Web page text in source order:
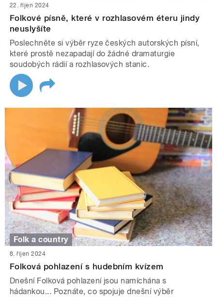
22. říjen 2024
Folkové písně, které v rozhlasovém éteru jindy
neuslyšíte
Poslechněte si výběr ryze českých autorských písní,
které prostě nezapadají do žádné dramaturgie
soudobých rádií a rozhlasových stanic.
Folk a country
8. říjen 2024
Folková pohlazení s hudebním kvízem
Dnešní Folková pohlazení jsou namíchána s
hádankou... Poznáte, co spojuje dnešní výběr